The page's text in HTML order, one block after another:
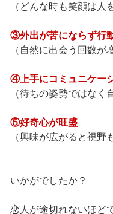
（どんな時も笑顔は人
③外出が苦にならず行
（自然に出会う回数が
④上手にコミュニケー
（待ちの姿勢ではなく
⑤好奇心が旺盛
（興味が広がると視野
いかがでしたか？
恋人が途切れないほど